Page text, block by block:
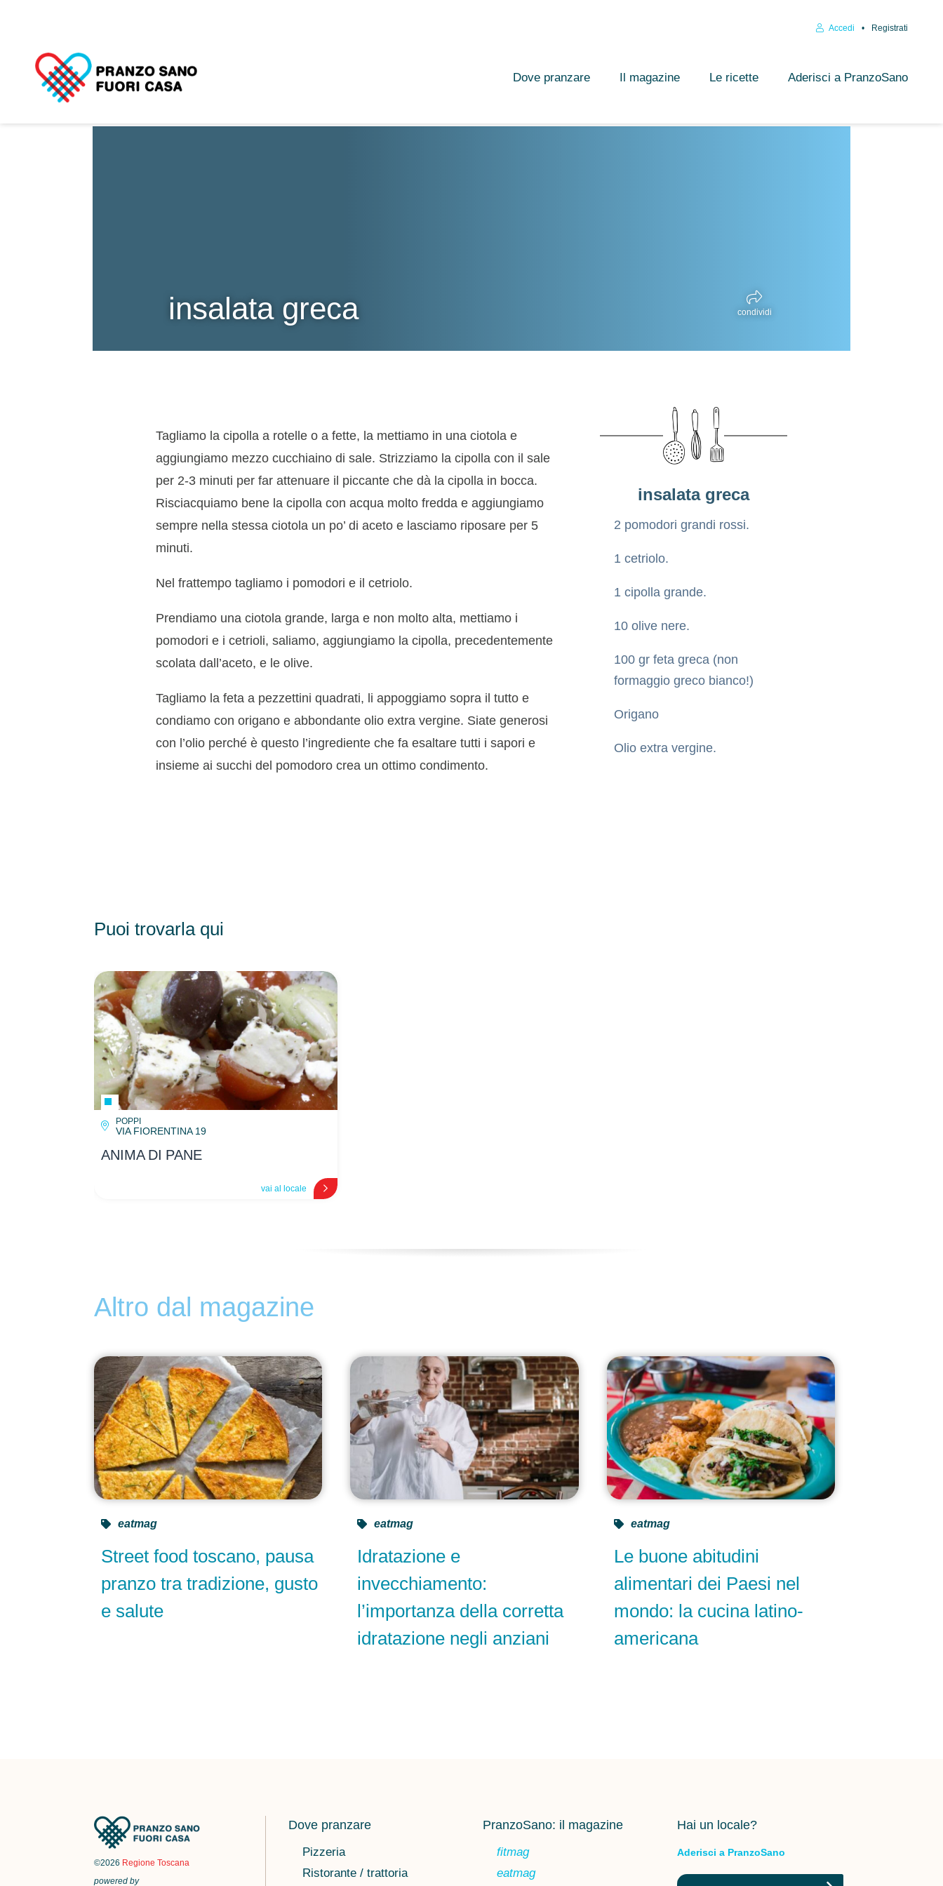
Accedi Registrati
Dove pranzare Il magazine Le ricette Aderisci a PranzoSano
insalata greca condividi
Tagliamo la cipolla a rotelle o a fette, la mettiamo in una ciotola e
aggiungiamo mezzo cucchiaino di sale. Strizziamo la cipolla con il sale
per 2-3 minuti per far attenuare il piccante che dà la cipolla in bocca.
Risciacquiamo bene la cipolla con acqua molto fredda e aggiungiamo
sempre nella stessa ciotola un po’ di aceto e lasciamo riposare per 5
minuti.
Nel frattempo tagliamo i pomodori e il cetriolo.
Prendiamo una ciotola grande, larga e non molto alta, mettiamo i
pomodori e i cetrioli, saliamo, aggiungiamo la cipolla, precedentemente
scolata dall’aceto, e le olive.
Tagliamo la feta a pezzettini quadrati, li appoggiamo sopra il tutto e
condiamo con origano e abbondante olio extra vergine. Siate generosi
con l’olio perché è questo l’ingrediente che fa esaltare tutti i sapori e
insieme ai succhi del pomodoro crea un ottimo condimento.
insalata greca
2 pomodori grandi rossi.
1 cetriolo.
1 cipolla grande.
10 olive nere.
100 gr feta greca (non
formaggio greco bianco!)
Origano
Olio extra vergine.
Puoi trovarla qui
POPPI
VIA FIORENTINA 19
ANIMA DI PANE
vai al locale
Altro dal magazine
Street food toscano, pausa
pranzo tra tradizione, gusto
e salute
eatmag
Idratazione e
invecchiamento:
l’importanza della corretta
idratazione negli anziani
eatmag
Le buone abitudini
alimentari dei Paesi nel
mondo: la cucina latino-
americana
eatmag
©2026 Regione Toscana
powered by
Dove pranzare
Pizzeria
Ristorante / trattoria
PranzoSano: il magazine
fitmag
eatmag
Hai un locale?
Aderisci a PranzoSano